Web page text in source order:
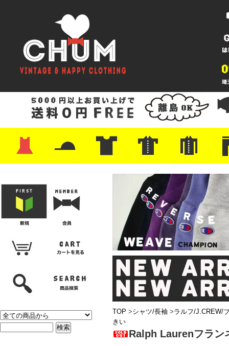
・レザーシューズ/スニーカー
・プリントTシャツ
・バンド/ツアー
・キャラクター
・Nike/adidas/スポーツ
・チャンピオン
・サーフ/スケート
・ボーダー/総柄/無地
・フットボール/リンガー
・タンクトップ/NBA・ポロシャツ
・半袖シャツ
・アロハ/サーフ/ボーリング
・ラルフ/ブランド
・無地/チェック/ストラ
・ワーク/ミリタリー/ウ
・ネル/ウール ・ショ
・アウ
・ジー
・
・ミリ
・コー
・コッ
・オー
・ジャ
ン
TOP >シャツ/長袖 >ラルフ/J.CREW/
きい
Ralph Laurenフラン